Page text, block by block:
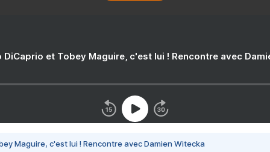
DiCaprio et Tobey Maguire, c'est lui ! Rencontre avec
Maguire, c'est lui ! Rencontre avec Damien Witecka